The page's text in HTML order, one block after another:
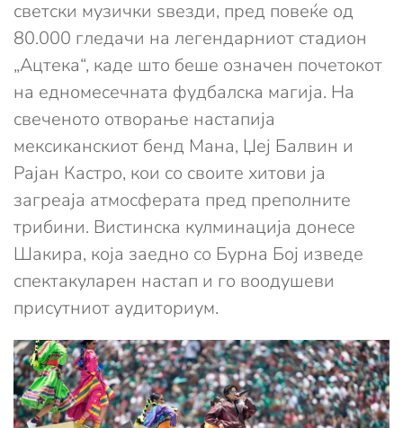
светски музички ѕвезди, пред повеќе од
80.000 гледачи на легендарниот стадион
„Ацтека“, каде што беше означен почетокот
на едномесечната фудбалска магија. На
свеченото отворање настапија
мексиканскиот бенд Мана, Џеј Балвин и
Рајан Кастро, кои со своите хитови ја
загреаја атмосферата пред преполните
трибини. Вистинска кулминација донесе
Шакира, која заедно со Бурна Бој изведе
спектакуларен настап и го воодушеви
присутниот аудиториум.